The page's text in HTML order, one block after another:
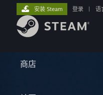
商店
安装 Steam 登录 语